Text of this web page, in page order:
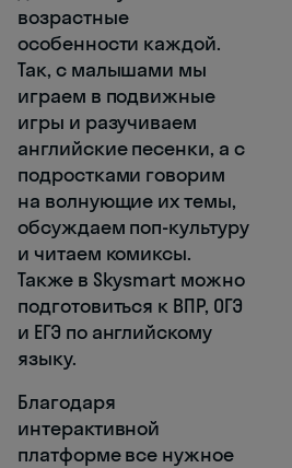
возрастные
особенности каждой.
Так, с малышами мы
играем в подвижные
игры и разучиваем
английские песенки, а с
подростками говорим
на волнующие их темы,
обсуждаем поп-культуру
и читаем комиксы.
Также в Skysmart можно
подготовиться к ВПР, ОГЭ
и ЕГЭ по английскому
языку.
Благодаря
интерактивной
платформе все нужное